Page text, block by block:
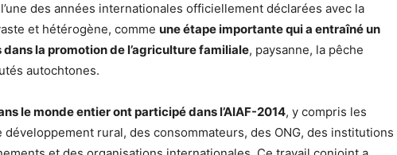
des années internationales officiellement déclarées avec la
et hétérogène, comme une étape importante qui a entraîné un
la promotion de l’agriculture familiale, paysanne, la pêche
autochtones.
le monde entier ont participé dans l’AIAF-2014, y compris les
rural, des consommateurs, des ONG, des institutions